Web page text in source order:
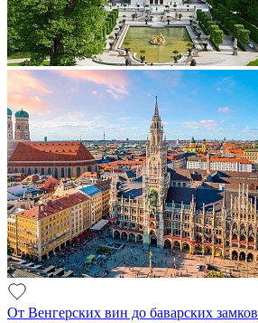
От Венгерских вин до баварских замков